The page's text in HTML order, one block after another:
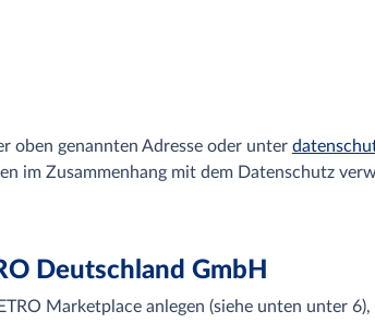
oben genannten Adresse oder unter
im Zusammenhang mit dem Datenschutz
Deutschland GmbH
Marketplace anlegen (siehe unten unter